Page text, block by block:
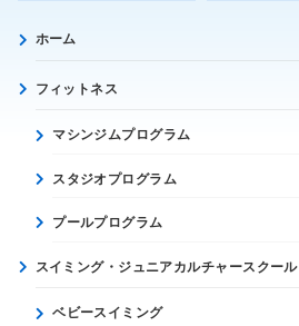
ホーム
フィットネス
マシンジムプログラム
スタジオプログラム
プールプログラム
スイミング・ジュニアカルチャースクール
ベビースイミング